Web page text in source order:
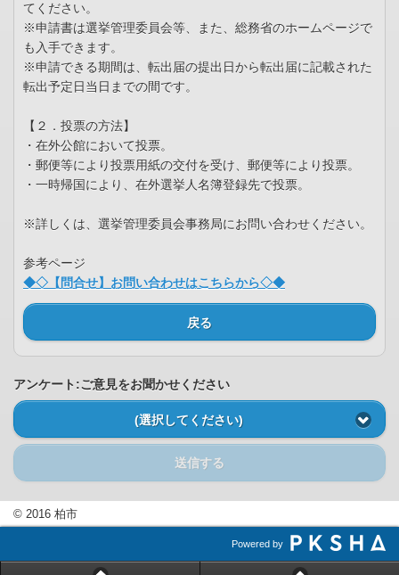
てください。
※申請書は選挙管理委員会等、また、総務省のホームページで
も入手できます。
※申請できる期間は、転出届の提出日から転出届に記載された
転出予定日当日までの間です。
【２．投票の方法】
・在外公館において投票。
・郵便等により投票用紙の交付を受け、郵便等により投票。
・一時帰国により、在外選挙人名簿登録先で投票。
※詳しくは、選挙管理委員会事務局にお問い合わせください。
参考ページ
◆◇【問合せ】お問い合わせはこちらから◇◆
戻る
アンケート:ご意見をお聞かせください
(選択してください)
送信する
© 2016 柏市
Powered by